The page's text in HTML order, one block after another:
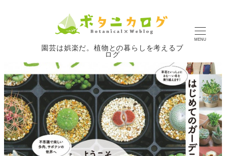
園芸は娯楽だ。植物との暮らしを考えるブ
ログ
MENU